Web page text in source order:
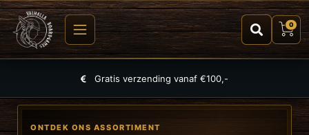
0
Gratis verzending vanaf €100,-
ONTDEK ONS ASSORTIMENT